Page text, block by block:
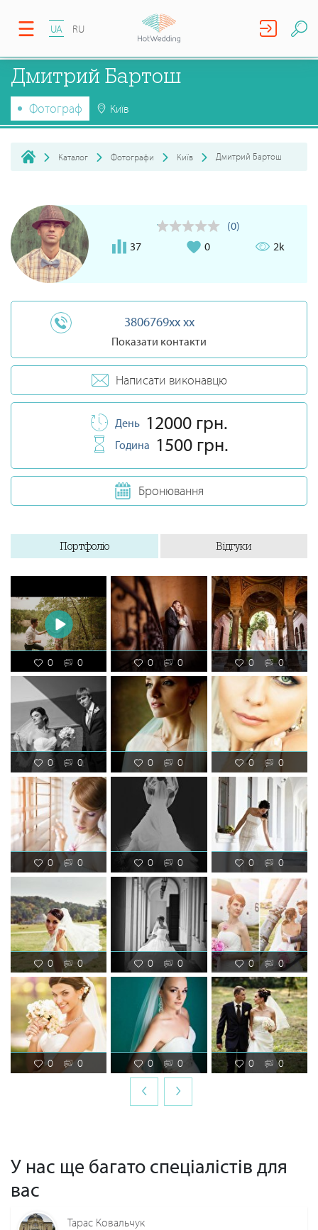
UA RU
Дмитрий Бартош
Фотограф Київ
Каталог Фотографи Київ Дмитрий Бартош
(0)
37
0 2k
3806769xx xx
Показати контакти
Написати виконавцю
День 12000 грн.
Година 1500 грн.
Бронювання
Портфоліо Відгуки
0 0 0 0 0 0
0 0 0 0 0 0
0 0 0 0 0 0
0 0 0 0 0 0
0 0 0 0 0 0
‹ ›
У нас ще багато спеціалістів для
вас
Тарас Ковальчук